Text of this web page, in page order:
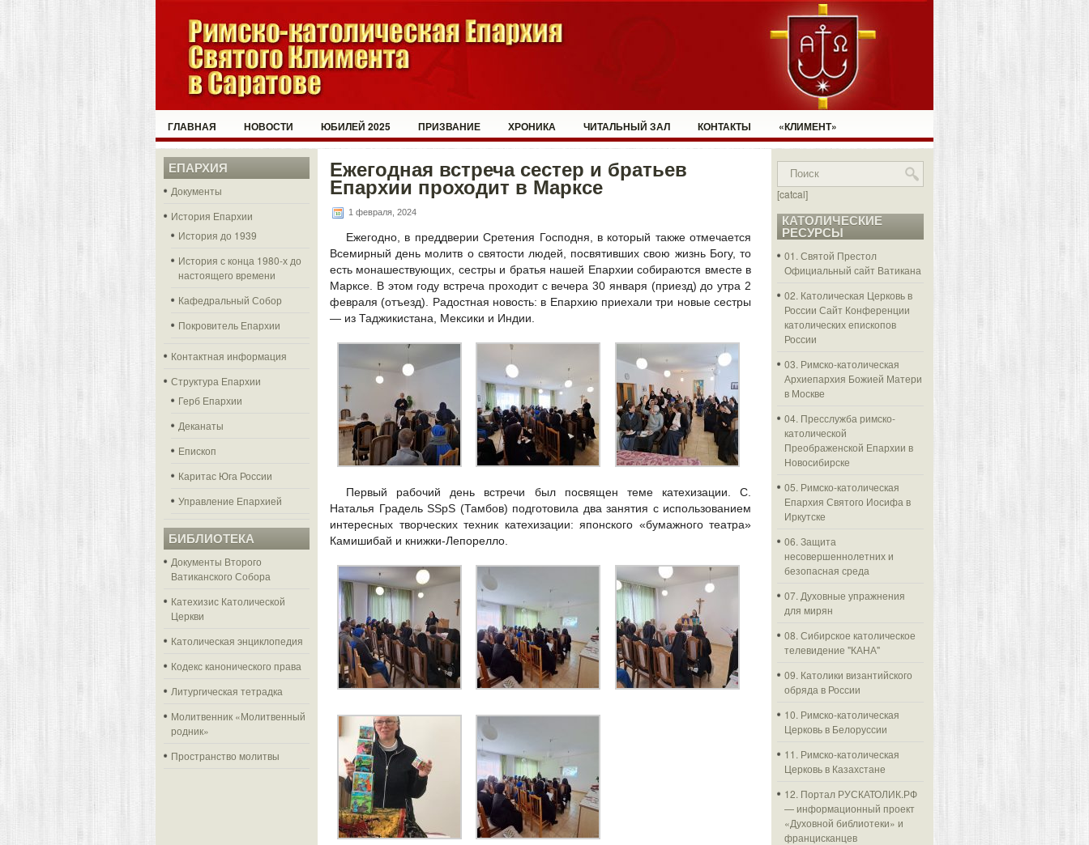
ГЛАВНАЯ НОВОСТИ ЮБИЛЕЙ 2025 ПРИЗВАНИЕ ХРОНИКА ЧИТАЛЬНЫЙ ЗАЛ КОНТАКТЫ «КЛИМЕНТ»
ЕПАРХИЯ
Документы
История Епархии
История до 1939
История с конца 1980-х до
настоящего времени
Кафедральный Собор
Покровитель Епархии
Контактная информация
Структура Епархии
Герб Епархии
Деканаты
Епископ
Каритас Юга России
Управление Епархией
БИБЛИОТЕКА
Документы Второго
Ватиканского Собора
Катехизис Католической
Церкви
Католическая энциклопедия
Кодекс канонического права
Литургическая тетрадка
Молитвенник «Молитвенный
родник»
Пространство молитвы
Ежегодная встреча сестер и братьев
Епархии проходит в Марксе
1 февраля, 2024
Ежегодно, в преддверии Сретения Господня, в который также отмечается
Всемирный день молитв о святости людей, посвятивших свою жизнь Богу, то
есть монашествующих, сестры и братья нашей Епархии собираются вместе в
Марксе. В этом году встреча проходит с вечера 30 января (приезд) до утра 2
февраля (отъезд). Радостная новость: в Епархию приехали три новые сестры
— из Таджикистана, Мексики и Индии.
Первый рабочий день встречи был посвящен теме катехизации. С.
Наталья Градель SSpS (Тамбов) подготовила два занятия с использованием
интересных творческих техник катехизации: японского «бумажного театра»
Камишибай и книжки-Лепорелло.
[catcal]
КАТОЛИЧЕСКИЕ
РЕСУРСЫ
01. Святой Престол
Официальный сайт Ватикана
02. Католическая Церковь в
России Сайт Конференции
католических епископов
России
03. Римско-католическая
Архиепархия Божией Матери
в Москве
04. Пресслужба римско-
католической
Преображенской Епархии в
Новосибирске
05. Римско-католическая
Епархия Святого Иосифа в
Иркутске
06. Защита
несовершеннолетних и
безопасная среда
07. Духовные упражнения
для мирян
08. Сибирское католическое
телевидение "КАНА"
09. Католики византийского
обряда в России
10. Римско-католическая
Церковь в Белоруссии
11. Римско-католическая
Церковь в Казахстане
12. Портал РУСКАТОЛИК.РФ
— информационный проект
«Духовной библиотеки» и
францисканцев